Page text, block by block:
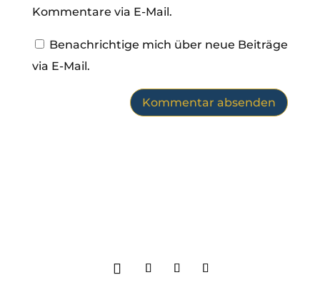
Kommentare via E-Mail.
Benachrichtige mich über neue Beiträge
via E-Mail.